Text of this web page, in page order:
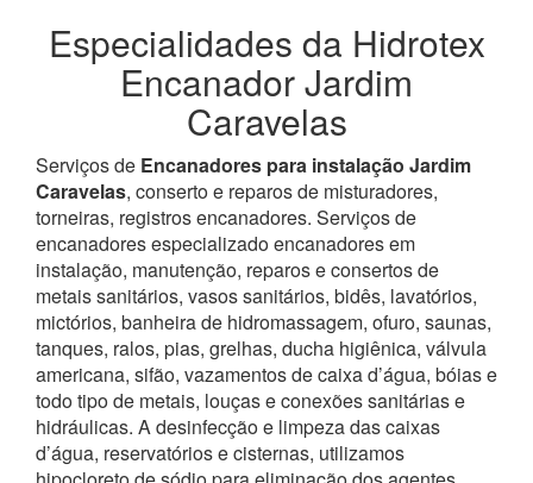
Especialidades da Hidrotex
Encanador Jardim
Caravelas
Serviços de Encanadores para instalação Jardim
Caravelas, conserto e reparos de misturadores,
torneiras, registros encanadores. Serviços de
encanadores especializado encanadores em
instalação, manutenção, reparos e consertos de
metais sanitários, vasos sanitários, bidês, lavatórios,
mictórios, banheira de hidromassagem, ofuro, saunas,
tanques, ralos, pias, grelhas, ducha higiênica, válvula
americana, sifão, vazamentos de caixa d’água, bóias e
todo tipo de metais, louças e conexões sanitárias e
hidráulicas. A desinfecção e limpeza das caixas
d’água, reservatórios e cisternas, utilizamos